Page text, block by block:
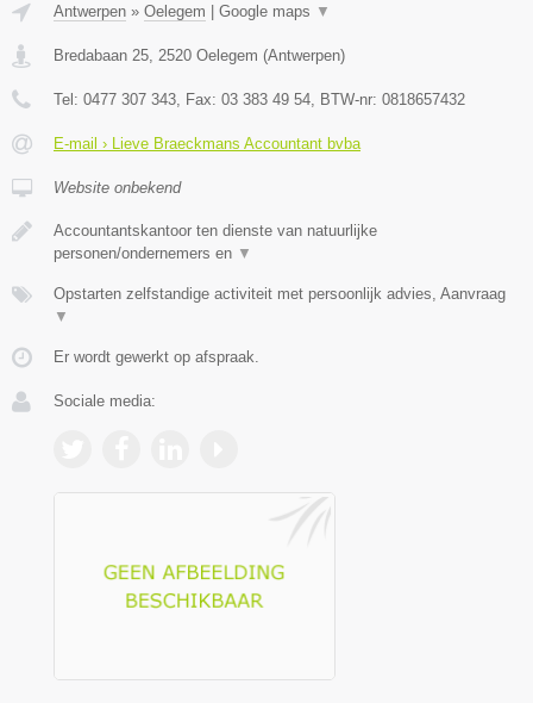
Antwerpen » Oelegem | Google maps ▼
Bredabaan 25 2520 Oelegem (Antwerpen)
Tel: 0477 307 343 , Fax: 03 383 49 54 , BTW-nr: 0818657432
E-mail › Lieve Braeckmans Accountant bvba
Website onbekend
Accountantskantoor ten dienste van natuurlijke
personen/ondernemers en ▼
Opstarten zelfstandige activiteit met persoonlijk advies, Aanvraag
▼
Er wordt gewerkt op afspraak.
Sociale media: